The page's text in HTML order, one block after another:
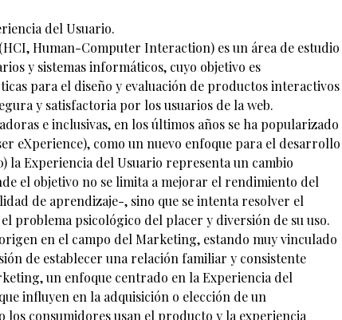
del Usuario.
Human-Computer Interaction) es un área de estudio
y sistemas informáticos, cuyo objetivo es
para el diseño y evaluación de productos interactivos
y satisfactoria por los usuarios de la web.
e inclusivas, en los últimos años se ha popularizado
eXperience), como un nuevo enfoque para el desarrollo
la Experiencia del Usuario representa un cambio
el objetivo no se limita a mejorar el rendimiento del
de aprendizaje-, sino que se intenta resolver el
problema psicológico del placer y diversión de su uso.
en el campo del Marketing, estando muy vinculado
de establecer una relación familiar y consistente
un enfoque centrado en la Experiencia del
influyen en la adquisición o elección de un
consumidores usan el producto y la experiencia